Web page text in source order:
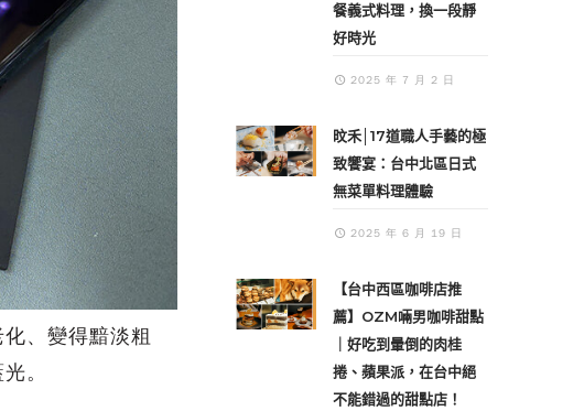
、變得黯淡粗
。
餐義式料理，換一段靜
好時光
2025 年 7 月 2 日
旼禾│17道職人手藝的極
致饗宴：台中北區日式
無菜單料理體驗
2025 年 6 月 19 日
【台中西區咖啡店推
薦】OZM啢男咖啡甜點
｜好吃到暈倒的肉桂
捲、蘋果派，在台中絕
不能錯過的甜點店！